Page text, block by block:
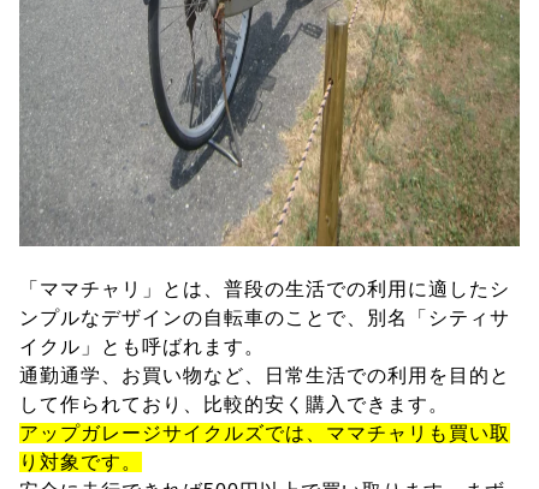
「ママチャリ」とは、普段の生活での利用に適したシ
ンプルなデザインの自転車のことで、別名「シティサ
イクル」とも呼ばれます。
通勤通学、お買い物など、日常生活での利用を目的と
して作られており、比較的安く購入できます。
アップガレージサイクルズでは、ママチャリも買い取
り対象です。